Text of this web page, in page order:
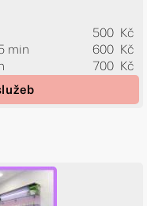
500 Kč
min
600 Kč
700 Kč